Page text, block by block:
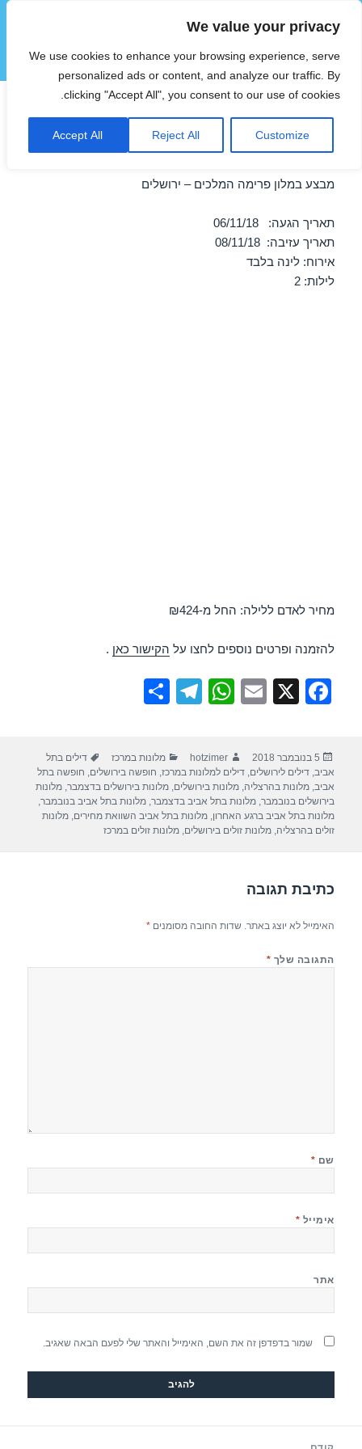
We value your privacy
We use cookies to enhance your browsing experience, serve
personalized ads or content, and analyze our traffic. By
clicking "Accept All", you consent to our use of cookies.
Customize
Reject All
Accept All
הוטצימר
תפריטים
ווידג'טים
חופשה במלון פרימה המלכים –
ירושלים 06/11/2018
מבצע במלון פרימה המלכים – ירושלים
תאריך הגעה: 06/11/18
תאריך עזיבה: 08/11/18
אירוח: לינה בלבד
לילות: 2
מחיר לאדם ללילה: החל מ-₪424
להזמנה ופרטים נוספים לחצו על הקישור כאן .
F
e
b
o
X
E
W
s
A
p
T
gr
a
m
e
פורסם
בתאריך
5 בנובמבר 2018 מחבר
hotzimer קטגוריות
מלונות במרכז תגיות
דילים בתל
אביב,דילים לירושלים,דילים למלונות במרכז, חופשה בירושלים, חופשה בתל
אביב,מלונות בהרצליה,מלונות בירושלים,מלונות בירושלים בדצמבר,מלונות
בירושלים בנובמבר,מלונות בתל אביב בדצמבר,מלונות בתל אביב בנובמבר,
מלונות בתל אביב ברגע האחרון,מלונות בתל אביב השוואת מחירים,מלונות
זולים בהרצליה,מלונות זולים בירושלים,מלונות זולים במרכז
כתיבת תגובה
האימייל לא יוצג באתר. שדות החובה מסומנים*
התגובה שלך *
שם *
אימייל *
אתר
שמור בדפדפן זה את השם, האימייל והאתר שלי לפעם הבאה שאגיב.